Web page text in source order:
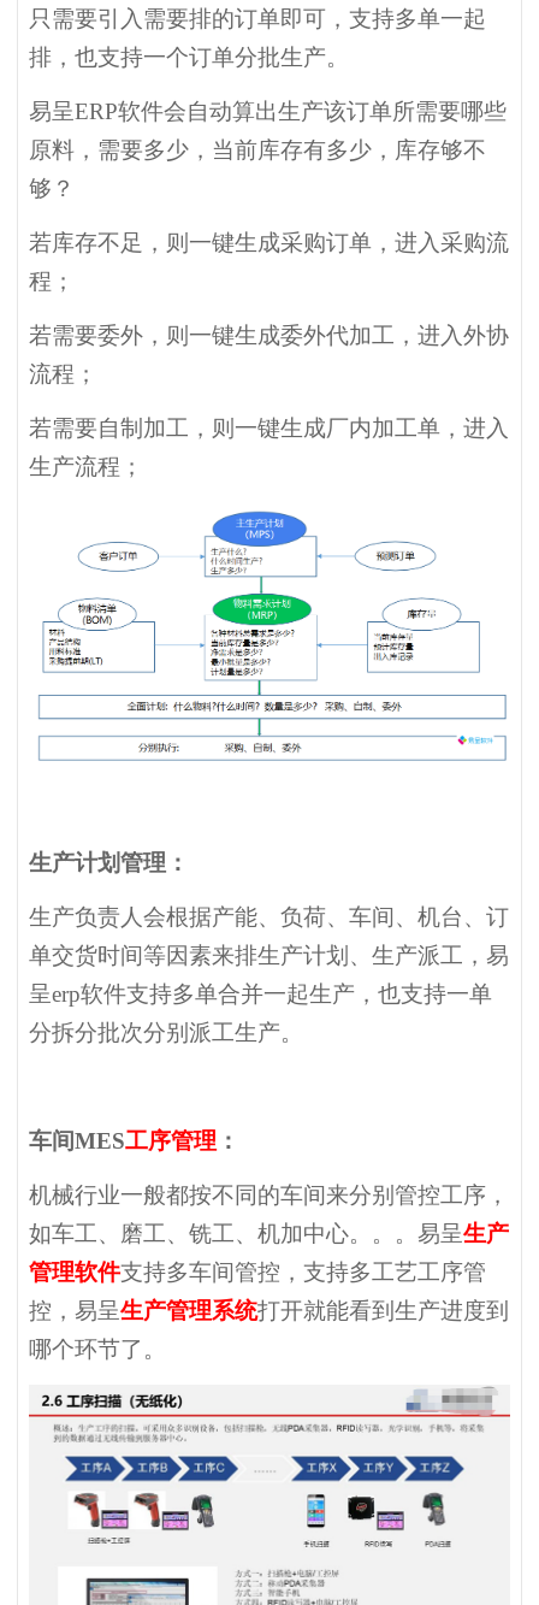
只需要引入需要排的订单即可，支持多单一起
排，也支持一个订单分批生产。
易呈ERP软件会自动算出生产该订单所需要哪些
原料，需要多少，当前库存有多少，库存够不
够？
若库存不足，则一键生成采购订单，进入采购流
程；
若需要委外，则一键生成委外代加工，进入外协
流程；
若需要自制加工，则一键生成厂内加工单，进入
生产流程；
生产计划管理：
生产负责人会根据产能、负荷、车间、机台、订
单交货时间等因素来排生产计划、生产派工，易
呈erp软件支持多单合并一起生产，也支持一单
分拆分批次分别派工生产。
车间MES工序管理 ：
机械行业一般都按不同的车间来分别管控工序，
如车工、磨工、铣工、机加中心。。。易呈生产
管理软件支持多车间管控，支持多工艺工序管
控，易呈生产管理系统打开就能看到生产进度到
哪个环节了。